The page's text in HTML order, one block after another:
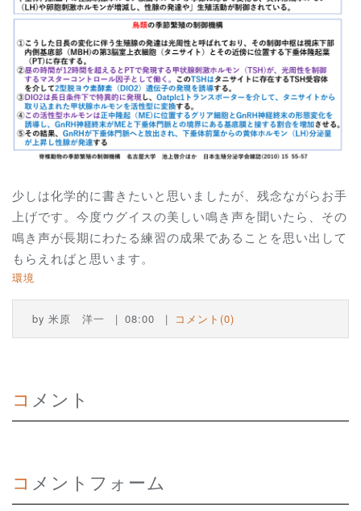
少しは化学的に書きたいと思いましたが、残念ながらお手
上げです。今度ウグイスの美しい鳴き声を聞いたら、その
鳴き声が長期にわたる練習の成果であることを思い出して
もらえればと思います。
環境
by 米原 洋一 08:00 コメント(0)
コメント
コメントフォーム